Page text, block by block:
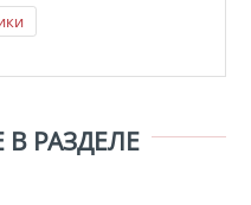
РАЗДЕЛЕ